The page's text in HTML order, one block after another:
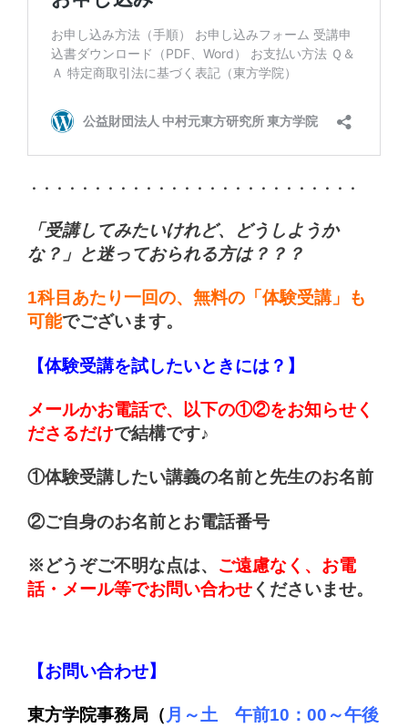
・・・・・・・・・・・・・・・・・・・・・・・・・・
「受講してみたいけれど、どうしようか
な？」と迷っておられる方は？？？
1科目あたり一回の、無料の「体験受講」も
可能でございます。
【体験受講を試したいときには？】
メールかお電話で、以下の①②をお知らせく
ださるだけで結構です♪
①体験受講したい講義の名前と先生のお名前
②ご自身のお名前とお電話番号
※どうぞご不明な点は、 ご遠慮なく、お電
話・メール等でお問い合わせ くださいませ。
【お問い合わせ】
東方学院事務局（月～土 午前10：00～午後